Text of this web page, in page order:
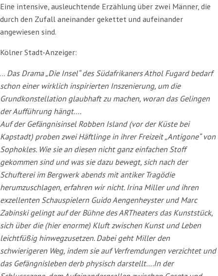
Eine intensive, ausleuchtende Erzählung über zwei Männer, die
durch den Zufall aneinander gekettet und aufeinander
angewiesen sind.
Kölner Stadt-Anzeiger:
… Das Drama „Die Insel“ des Südafrikaners Athol Fugard bedarf
schon einer wirklich inspirierten Inszenierung, um die
Grundkonstellation glaubhaft zu machen, woran das Gelingen
der Aufführung hängt….
Auf der Gefängnisinsel Robben Island (vor der Küste bei
Kapstadt) proben zwei Häftlinge in ihrer Freizeit „Antigone“ von
Sophokles. Wie sie an diesen nicht ganz einfachen Stoff
gekommen sind und was sie dazu bewegt, sich nach der
Schufterei im Bergwerk abends mit antiker Tragödie
herumzuschlagen, erfahren wir nicht. Irina Miller und ihren
exzellenten Schauspielern Guido Aengenheyster und Marc
Zabinski gelingt auf der Bühne des ARTheaters das Kunststück,
sich über die (hier enorme) Kluft zwischen Kunst und Leben
leichtfüßig hinwegzusetzen. Dabei geht Miller den
schwierigeren Weg, indem sie auf Verfremdungen verzichtet und
das Gefängnisleben derb physisch darstellt….In der